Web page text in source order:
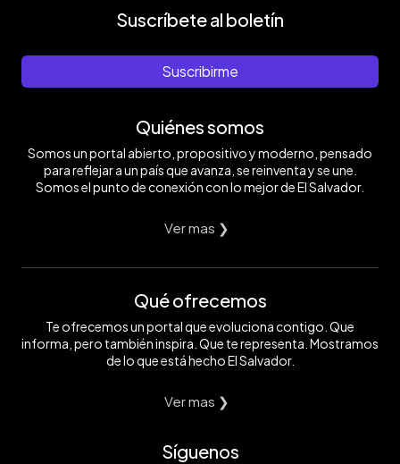
Suscríbete al boletín
Suscribirme
Quiénes somos
Somos un portal abierto, propositivo y moderno, pensado
para reflejar a un país que avanza, se reinventa y se une.
Somos el punto de conexión con lo mejor de El Salvador.
Ver mas ❯
Qué ofrecemos
Te ofrecemos un portal que evoluciona contigo. Que
informa, pero también inspira. Que te representa. Mostramos
de lo que está hecho El Salvador.
Ver mas ❯
Síguenos